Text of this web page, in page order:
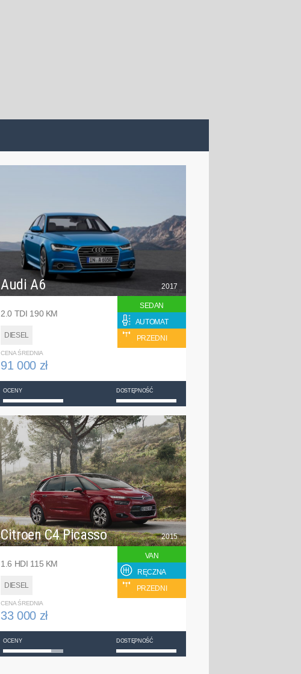
Audi A6
2.0 TDI 190 KM
DIESEL
2017
SEDAN
AUTOMAT
PRZEDNI
CENA ŚREDNIA
91 000 zł
OCENY DOSTĘPNOŚĆ
Citroen C4 Picasso
1.6 HDI 115 KM
DIESEL
2015
VAN
RĘCZNA
PRZEDNI
CENA ŚREDNIA
33 000 zł
OCENY DOSTĘPNOŚĆ